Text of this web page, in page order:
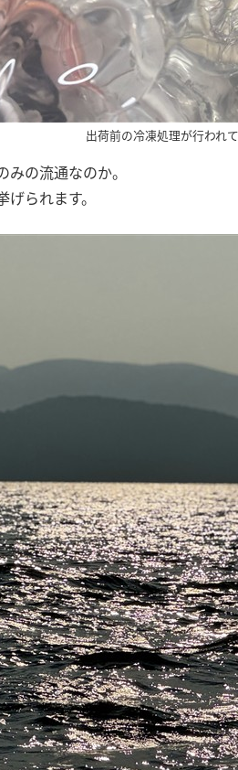
出荷前の冷凍処理が行われ
の流通なのか。
られます。